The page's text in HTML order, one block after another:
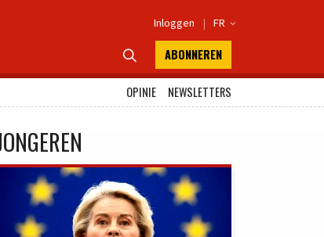
Inloggen | FR 
 ABONNEREN
OPINIE
NEWSLETTERS